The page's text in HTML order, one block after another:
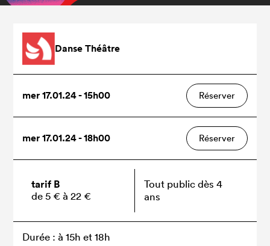
Danse Théâtre
mer 17.01.24 - 15h00 Réserver
mer 17.01.24 - 18h00 Réserver
tarif B
de 5 € à 22 €
Tout public dès 4
ans
Durée : à 15h et 18h